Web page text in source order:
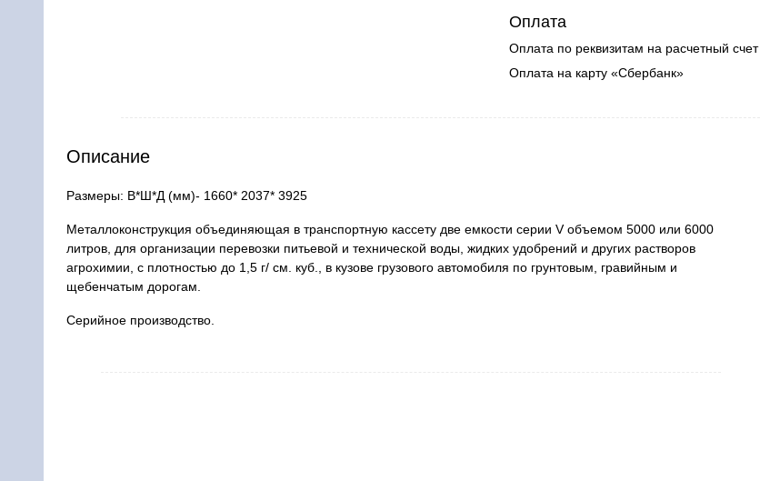
Оплата
Оплата по реквизитам на расчетный счет
Оплата на карту «Сбербанк»
Описание
Размеры: В*Ш*Д (мм)- 1660* 2037* 3925
Металлоконструкция объединяющая в транспортную кассету две емкости серии V объемом 5000 или 6000
литров, для организации перевозки питьевой и технической воды, жидких удобрений и других растворов
агрохимии, с плотностью до 1,5 г/ см. куб., в кузове грузового автомобиля по грунтовым, гравийным и
щебенчатым дорогам.
Серийное производство.